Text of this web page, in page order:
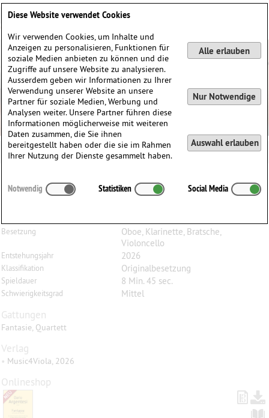
Fantasia sul nome di Ferrara, für Oboe, Klarinette,
Besetzung
Oboe, Klarinette, Bratsche,
Violoncello
Entstehungsjahr 2026
Klassifikation Originalbesetzung
Spieldauer 8 Min. 45 sec.
Schwierigkeitsgrad Mittel
Gattungen
Fantasie, Quartett
Verlag
• Music4Viola, 2026
Onlineshop
Diese Website verwendet Cookies
Wir verwenden Cookies, um Inhalte und
Anzeigen zu personalisieren, Funktionen für
soziale Medien anbieten zu können und die
Zugriffe auf unsere Website zu analysieren.
Ausserdem geben wir Informationen zu Ihrer
Verwendung unserer Website an unsere
Partner für soziale Medien, Werbung und
Analysen weiter. Unsere Partner führen diese
Informationen möglicherweise mit weiteren
Daten zusammen, die Sie ihnen
bereitgestellt haben oder die sie im Rahmen
Ihrer Nutzung der Dienste gesammelt haben.
Alle erlauben
Nur Notwendige
Auswahl erlauben
Notwendig Statistiken Social Media